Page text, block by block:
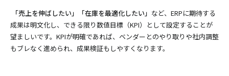
「売上を伸ばしたい」「在庫を最適化したい」 など、ERPに期待する
成果は明文化し、できる限り数値目標（KPI）として設定することが
望ましいです。KPIが明確であれば、ベンダーとのやり取りや社内調整
もブレなく進められ、成果検証もしやすくなります。